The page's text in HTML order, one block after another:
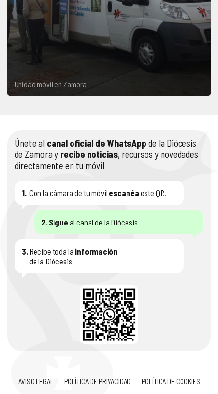
Unidad móvil en Zamora
Únete al canal oficial de WhatsApp de la Diócesis
de Zamora y recibe noticias, recursos y novedades
directamente en tu móvil
1. Con la cámara de tu móvil escanéa este QR.
2.Sigue al canal de la Diócesis.
3.Recibe toda la información
de la Diócesis.
AVISO LEGAL POLÍTICA DE PRIVACIDAD POLÍTICA DE COOKIES